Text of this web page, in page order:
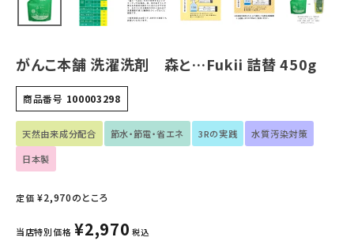
美容・コスメ・香水
日用品雑貨
フェムケア
インナー・下着・ナイトウェア
キッズ・ベビー・マタニティ
がんこ本舗 洗濯洗剤 森と…Fukii 詰替 450g
商品番号 100003298
天然由来成分配合 節水・節電・省エネ 3Rの実践
水質汚染対策
日本製
定価 ¥2,970のところ
当店特別価格 ¥2,970 税込